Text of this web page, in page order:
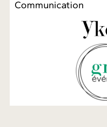
Communication